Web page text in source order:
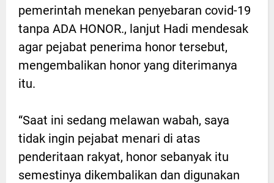
pemerintah menekan penyebaran covid-19
tanpa ADA HONOR., lanjut Hadi mendesak
agar pejabat penerima honor tersebut,
mengembalikan honor yang diterimanya
itu.
“Saat ini sedang melawan wabah, saya
tidak ingin pejabat menari di atas
penderitaan rakyat, honor sebanyak itu
semestinya dikembalikan dan digunakan